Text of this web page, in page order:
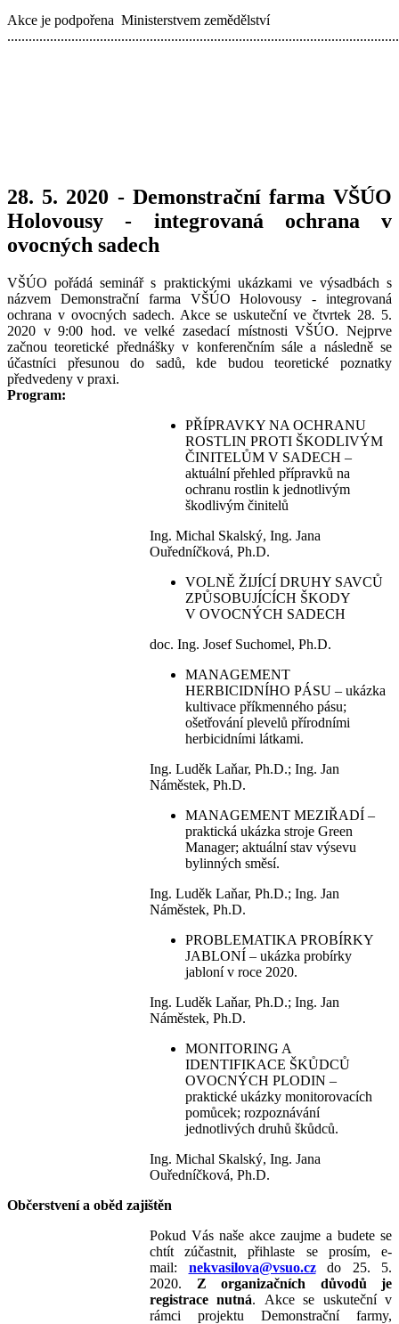
Akce je podpořena Ministerstvem zemědělství
28. 5. 2020 - Demonstrační farma VŠÚO
Holovousy - integrovaná ochrana v
ovocných sadech
VŠÚO pořádá seminář s praktickými ukázkami ve výsadbách s
názvem Demonstrační farma VŠÚO Holovousy - integrovaná
ochrana v ovocných sadech. Akce se uskuteční ve čtvrtek 28. 5.
2020 v 9:00 hod. ve velké zasedací místnosti VŠÚO. Nejprve
začnou teoretické přednášky v konferenčním sále a následně se
účastníci přesunou do sadů, kde budou teoretické poznatky
předvedeny v praxi.
Program:
PŘÍPRAVKY NA OCHRANU
ROSTLIN PROTI ŠKODLIVÝM
ČINITELŮM V SADECH –
aktuální přehled přípravků na
ochranu rostlin k jednotlivým
škodlivým činitelů
Ing. Michal Skalský, Ing. Jana
Ouředníčková, Ph.D.
VOLNĚ ŽIJÍCÍ DRUHY SAVCŮ
ZPŮSOBUJÍCÍCH ŠKODY
V OVOCNÝCH SADECH
doc. Ing. Josef Suchomel, Ph.D.
MANAGEMENT
HERBICIDNÍHO PÁSU – ukázka
kultivace příkmenného pásu;
ošetřování plevelů přírodními
herbicidními látkami.
Ing. Luděk Laňar, Ph.D.; Ing. Jan
Náměstek, Ph.D.
MANAGEMENT MEZIŘADÍ –
praktická ukázka stroje Green
Manager; aktuální stav výsevu
bylinných směsí.
Ing. Luděk Laňar, Ph.D.; Ing. Jan
Náměstek, Ph.D.
PROBLEMATIKA PROBÍRKY
JABLONÍ – ukázka probírky
jabloní v roce 2020.
Ing. Luděk Laňar, Ph.D.; Ing. Jan
Náměstek, Ph.D.
MONITORING A
IDENTIFIKACE ŠKŮDCŮ
OVOCNÝCH PLODIN –
praktické ukázky monitorovacích
pomůcek; rozpoznávání
jednotlivých druhů škůdců.
Ing. Michal Skalský, Ing. Jana
Ouředníčková, Ph.D.
Občerstvení a oběd zajištěn
Pokud Vás naše akce zaujme a budete se
chtít zúčastnit, přihlaste se prosím, e-
mail: nekvasilova@vsuo.czdo 25. 5.
2020. Z organizačních důvodů je
registrace nutná. Akce se uskuteční v
rámci projektu Demonstrační farmy,